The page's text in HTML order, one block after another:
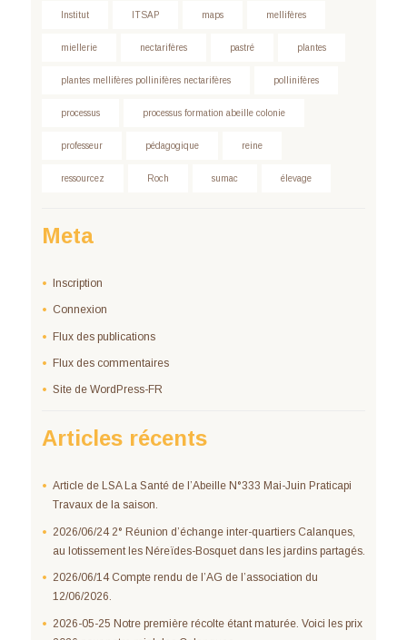
Institut ITSAP maps mellifères
miellerie nectarifères pastré plantes
plantes mellifères pollinifères nectarifères pollinifères
processus processus formation abeille colonie
professeur pédagogique reine
ressourcez Roch sumac élevage
Meta
Inscription
Connexion
Flux des publications
Flux des commentaires
Site de WordPress-FR
Articles récents
Article de LSA La Santé de l’Abeille N°333 Mai-Juin Praticapi
Travaux de la saison.
2026/06/24 2° Réunion d’échange inter-quartiers Calanques,
au lotissement les Néreïdes-Bosquet dans les jardins partagés.
2026/06/14 Compte rendu de l’AG de l’association du
12/06/2026.
2026-05-25 Notre première récolte étant maturée. Voici les prix